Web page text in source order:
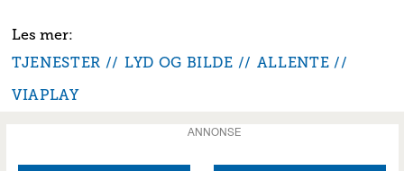
TJENESTER LYD OG BILDE
ALLENTE
VIAPLAY
ANNONSE